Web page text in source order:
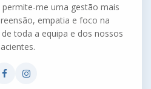
permite-me uma gestão mais
empatia e foco na
toda a equipa e dos nossos